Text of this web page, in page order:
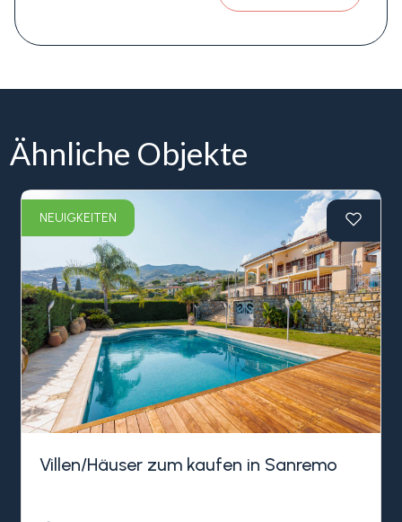
Ähnliche Objekte
NEUIGKEITEN
Villen/Häuser zum kaufen in Sanremo